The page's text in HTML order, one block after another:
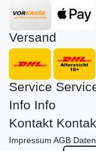
Versand
Service
Info Info
Kontakt
Impressum AGB